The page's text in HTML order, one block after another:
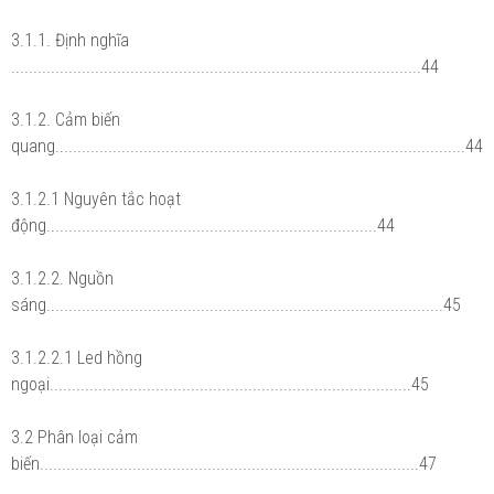
3.1.1. Định nghĩa
.............................................................................................44
3.1.2. Cảm biến
quang.............................................................................................44
3.1.2.1 Nguyên tắc hoạt
động...........................................................................44
3.1.2.2. Nguồn
sáng..........................................................................................45
3.1.2.2.1 Led hồng
ngoại..................................................................................45
3.2 Phân loại cảm
biến......................................................................................47